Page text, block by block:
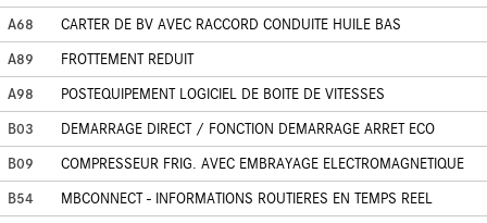
A68
CARTER DE BV AVEC RACCORD CONDUITE HUILE BAS
A89
FROTTEMENT REDUIT
A98
POSTEQUIPEMENT LOGICIEL DE BOITE DE VITESSES
B03
DEMARRAGE DIRECT / FONCTION DEMARRAGE ARRET ECO
B09
COMPRESSEUR FRIG. AVEC EMBRAYAGE ELECTROMAGNETIQUE
B54
MBCONNECT - INFORMATIONS ROUTIERES EN TEMPS REEL